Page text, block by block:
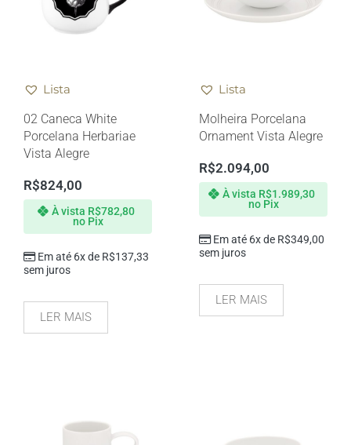
Lista
02 Caneca White
Porcelana Herbariae
Vista Alegre
R$824,00
Em até 6x de R$137,33
sem juros
À vista R$782,80
no Pix
LER MAIS
Lista
Molheira Porcelana
Ornament Vista Alegre
R$2.094,00
Em até 6x de R$349,00
sem juros
À vista R$1.989,30
no Pix
LER MAIS